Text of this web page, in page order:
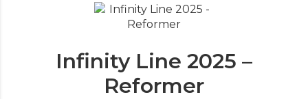
Infinity Line 2025 –
Reformer